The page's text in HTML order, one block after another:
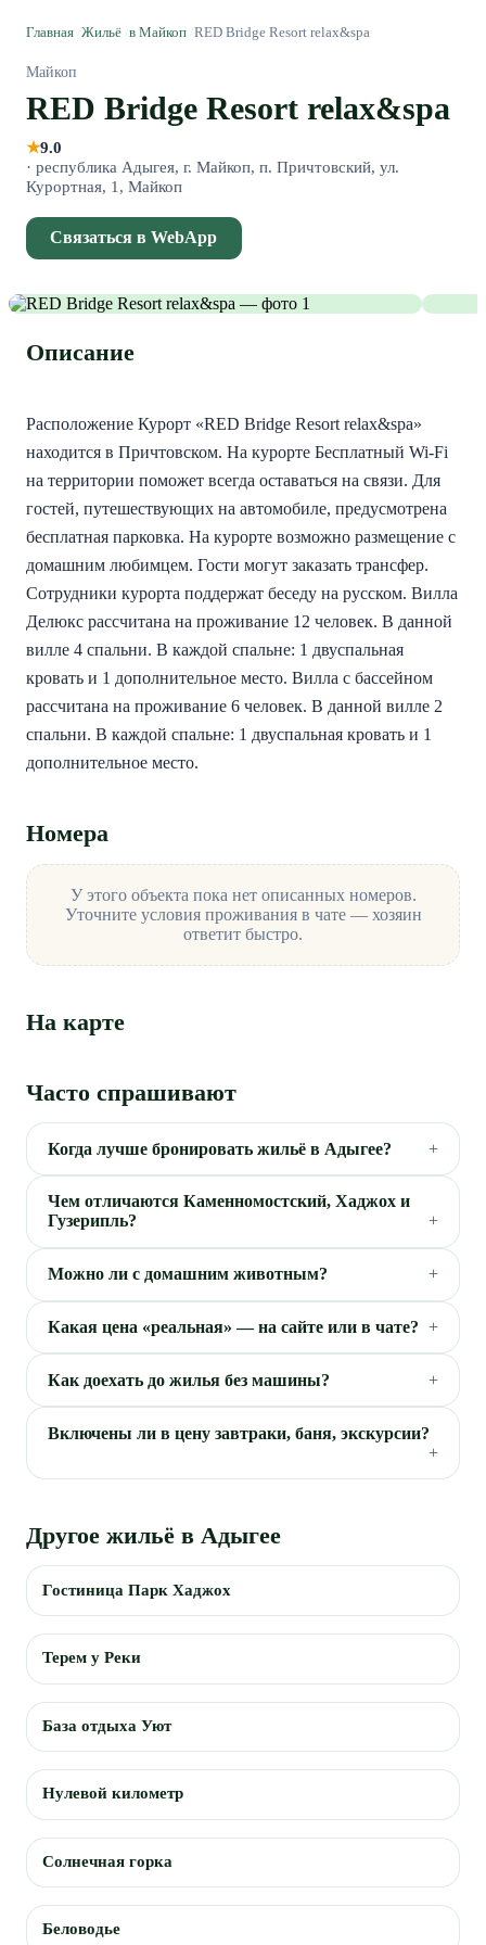
Главная Жильё в Майкоп RED Bridge Resort relax&spa
Майкоп
RED Bridge Resort relax&spa
★9.0
· республика Адыгея, г. Майкоп, п. Причтовский, ул.
Курортная, 1, Майкоп
Связаться в WebApp
Описание
Расположение Курорт «RED Bridge Resort relax&spa»
находится в Причтовском. На курорте Бесплатный Wi-Fi
на территории поможет всегда оставаться на связи. Для
гостей, путешествующих на автомобиле, предусмотрена
бесплатная парковка. На курорте возможно размещение с
домашним любимцем. Гости могут заказать трансфер.
Сотрудники курорта поддержат беседу на русском. Вилла
Делюкс рассчитана на проживание 12 человек. В данной
вилле 4 спальни. В каждой спальне: 1 двуспальная
кровать и 1 дополнительное место. Вилла с бассейном
рассчитана на проживание 6 человек. В данной вилле 2
спальни. В каждой спальне: 1 двуспальная кровать и 1
дополнительное место.
Номера
У этого объекта пока нет описанных номеров.
Уточните условия проживания в чате — хозяин
ответит быстро.
На карте
Часто спрашивают
Когда лучше бронировать жильё в Адыгее?
Чем отличаются Каменномостский, Хаджох и
Гузерипль?
Можно ли с домашним животным?
Какая цена «реальная» — на сайте или в чате?
Как доехать до жилья без машины?
Включены ли в цену завтраки, баня, экскурсии?
Другое жильё в Адыгее
Гостиница Парк Хаджох
Терем у Реки
База отдыха Уют
Нулевой километр
Солнечная горка
Беловодье